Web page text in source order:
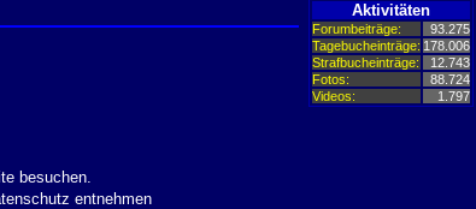
besuchen.
entnehmen
Aktivitäten
Forumbeiträge:
93.275
Tagebucheinträge: 178.006
Strafbucheinträge:
12.743
Fotos:
88.724
Videos:
1.797